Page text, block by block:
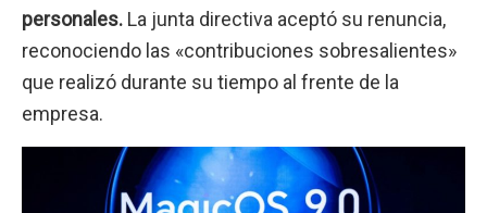
personales. La junta directiva aceptó su renuncia,
reconociendo las «contribuciones sobresalientes»
que realizó durante su tiempo al frente de la
empresa.